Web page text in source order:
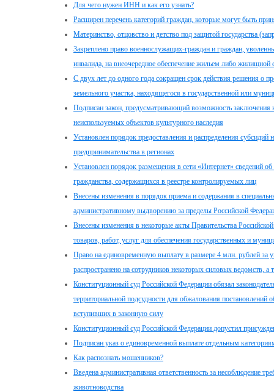
Для чего нужен ИНН и как его узнать?
Расширен перечень категорий граждан, которые могут быть
Материнство, отцовство и детство под защитой государства
Закреплено право военнослужащих-граждан и граждан,
инвалида, на внеочередное обеспечение жильем либо жилищной
С двух лет до одного года сокращен срок действия решения о
земельного участка, находящегося в государственной или
Подписан закон, предусматривающий возможность заключения
неиспользуемых объектов культурного наследия
Установлен порядок предоставления и распределения субсидий
предпринимательства в регионах
Установлен порядок размещения в сети «Интернет» сведений
гражданства, содержащихся в реестре контролируемых лиц
Внесены изменения в порядок приема и содержания в
административному выдворению за пределы Российской
Внесены изменения в некоторые акты Правительства
товаров, работ, услуг для обеспечения государственных и
Право на единовременную выплату в размере 4 млн. рублей за
распространено на сотрудников некоторых силовых ведомств,
Конституционный суд Российской Федерации обязал
территориальной подсудности для обжалования
вступивших в законную силу
Конституционный суд Российской Федерации допустил
Подписан указ о единовременной выплате отдельным
Как распознать мошенников?
Введена административная ответственность за несоблюдение
животноводства